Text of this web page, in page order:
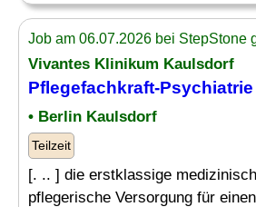
Job am 06.07.2026 bei StepStone
Vivantes Klinikum Kaulsdorf
Pflegefachkraft-Psychiatrie
• Berlin Kaulsdorf
Teilzeit
[. .. ] die erstklassige
pflegerische Versorgung für